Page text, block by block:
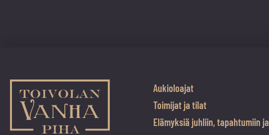
Aukioloajat
Toimijat ja tilat
Elämyksiä juhliin, tapahtumiin ja